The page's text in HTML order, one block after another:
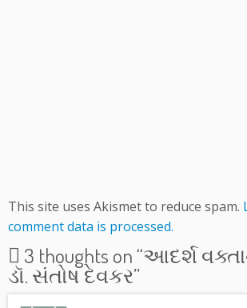
This site uses Akismet to reduce spam.
comment data is processed.
3 thoughts on “આદર્શ
ડૉ. સંતોષ દેવકર”